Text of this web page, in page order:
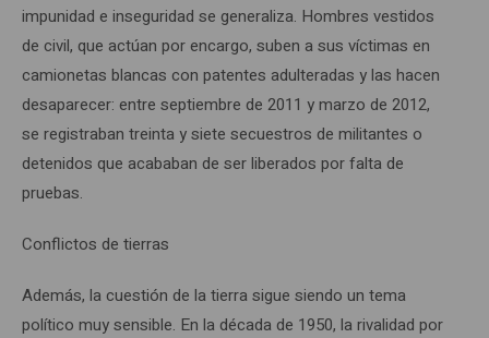
impunidad e inseguridad se generaliza. Hombres vestidos
de civil, que actúan por encargo, suben a sus víctimas en
camionetas blancas con patentes adulteradas y las hacen
desaparecer: entre septiembre de 2011 y marzo de 2012,
se registraban treinta y siete secuestros de militantes o
detenidos que acababan de ser liberados por falta de
pruebas.
Conflictos de tierras
Además, la cuestión de la tierra sigue siendo un tema
político muy sensible. En la década de 1950, la rivalidad por